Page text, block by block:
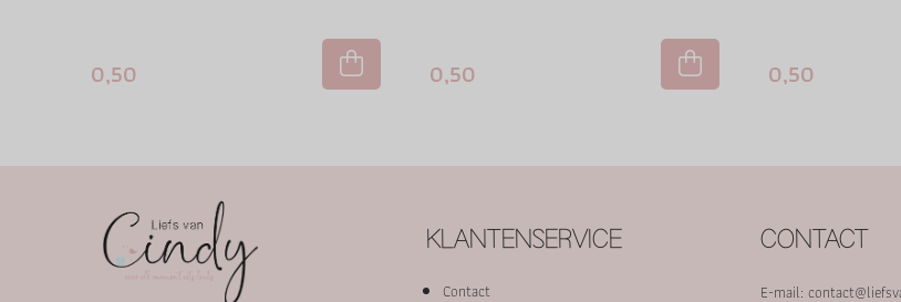
0,50 0,50 0,50
KLANTENSERVICE
Contact
CONTACT
E-mail: